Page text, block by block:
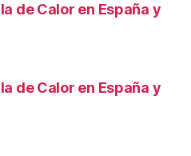
de Calor en España y
de Calor en España y